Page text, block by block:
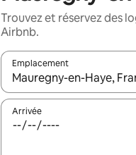
Trouvez et réservez des
Airbnb.
Emplacement
Quand les résultats sont
Arrivée